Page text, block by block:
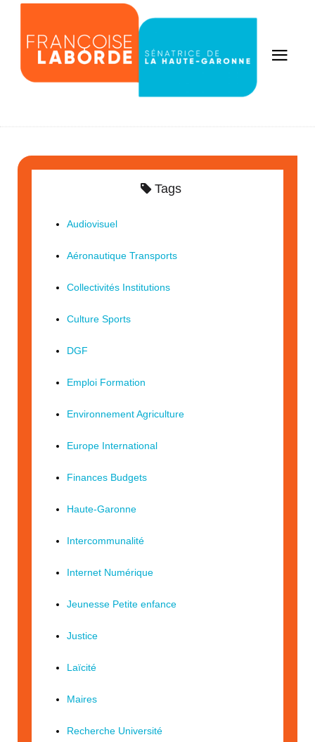
Tags
Audiovisuel
Aéronautique Transports
Collectivités Institutions
Culture Sports
DGF
Emploi Formation
Environnement Agriculture
Europe International
Finances Budgets
Haute-Garonne
Intercommunalité
Internet Numérique
Jeunesse Petite enfance
Justice
Laïcité
Maires
Recherche Université